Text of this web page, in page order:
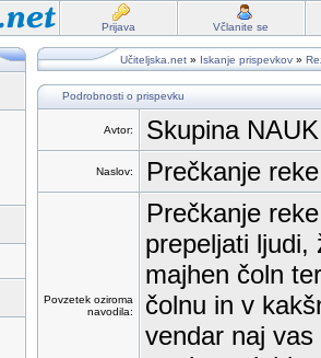
Prijava Včlanite se
Učiteljska.net » Iskanje prispevkov »
Podrobnosti o prispevku
Avtor: Skupina
Naslov: Prečkanje reke
Povzetek oziroma
navodila:
Prečkanje
prepeljati ljudi,
majhen čoln
čolnu in v
vendar naj